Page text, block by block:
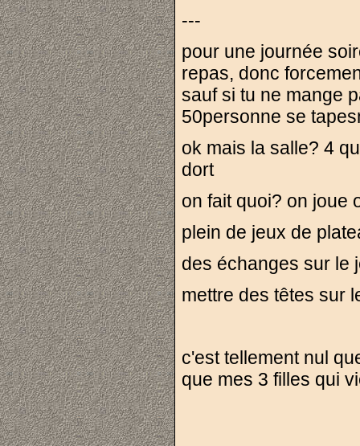
---
pour une journée
repas, donc
sauf si tu ne mange
50personne se
ok mais la salle? 4
dort
on fait quoi? on joue
plein de jeux de
des échanges sur le
mettre des têtes sur
c'est tellement nul
que mes 3 filles qui